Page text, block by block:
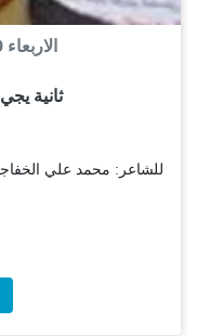
الاربعاء 29 تشرين الثاني 2023
ثانية
للشاعر: محمد علي